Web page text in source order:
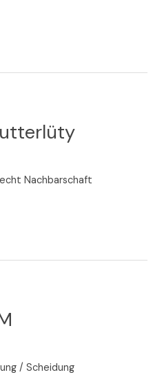
Nachbarschaft
/ Scheidung